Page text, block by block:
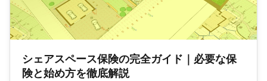
シェアスペース保険の完全ガイド｜必要な保
険と始め方を徹底解説